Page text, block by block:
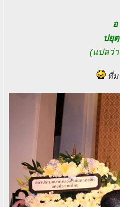
อ
ปยุ
(แปลว่
ที่ม